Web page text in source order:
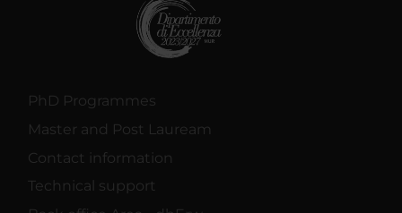
PhD Programmes
Master and Post Lauream
Contact information
Technical support